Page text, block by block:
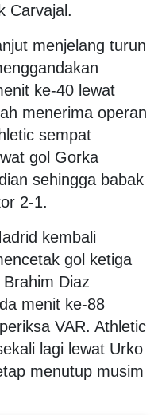
Carvajal.
menjelang turun
ke-40 lewat
menerima operan
sempat
gol Gorka
sehingga babak
2-1.
kembali
gol ketiga
Diaz
menit ke-88
VAR. Athletic
lagi lewat Urko
menutup musim